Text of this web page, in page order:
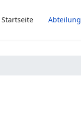
Startseite Abteilung